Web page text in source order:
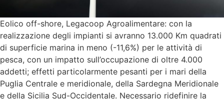
Eolico off-shore, Legacoop Agroalimentare: con la
realizzazione degli impianti si avranno 13.000 Km quadrati
di superficie marina in meno (-11,6%) per le attività di
pesca, con un impatto sull’occupazione di oltre 4.000
addetti; effetti particolarmente pesanti per i mari della
Puglia Centrale e meridionale, della Sardegna Meridionale
e della Sicilia Sud-Occidentale. Necessario ridefinire la